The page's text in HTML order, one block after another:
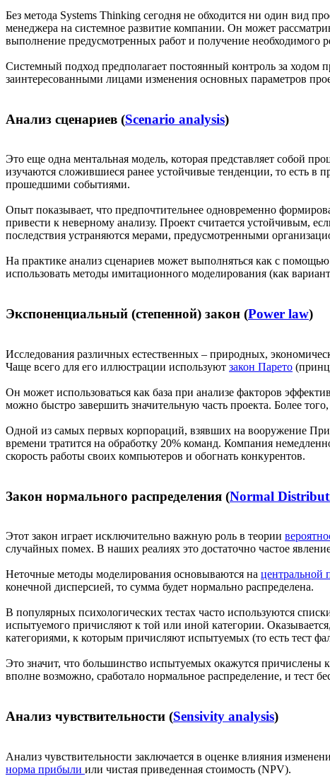
Без метода Systems Thinking сегодня не обходится ни один вид
менеджера на системное развитие компании. Он может
выполнение предусмотренных работ и получение необходимого
Системный подход предполагает постоянный контроль за ходом
заинтересованными лицами изменения основных параметров
Анализ сценариев (Scenario analysis)
Это еще одна ментальная модель, которая представляет собой
изучаются сложившиеся ранее устойчивые тенденции, то есть в
прошедшими событиями.
Опыт показывает, что предпочтительнее одновременно
привести к неверному анализу. Проект считается устойчивым,
последствия устраняются мерами, предусмотренными
На практике анализ сценариев может выполняться как с
использовать методы имитационного моделирования (как
Экспоненциальный (степенной) закон (Power law)
Исследования различных естественных – природных,
Чаще всего для его иллюстрации используют закон Парето
Он может использоваться как база при анализе факторов
можно быстро завершить значительную часть проекта. Более
Одной из самых первых корпораций, взявших на вооружение
времени тратится на обработку 20% команд. Компания
скорость работы своих компьютеров и обогнать конкурентов.
Закон нормального распределения (Normal
Этот закон играет исключительно важную роль в теории
случайных помех. В наших реалиях это достаточно частое
Неточные методы моделирования основываются на центральной
конечной дисперсией, то сумма будет нормально распределена.
В популярных психологических тестах часто используются
испытуемого причисляют к той или иной категории.
категориями, к которым причисляют испытуемых (то есть тест
Это значит, что большинство испытуемых окажутся причислены
вполне возможно, сработало нормальное распределение, и тест
Анализ чувствительности (Sensivity analysis)
Анализ чувствительности заключается в оценке влияния
норма прибыли или чистая приведенная стоимость (NPV).